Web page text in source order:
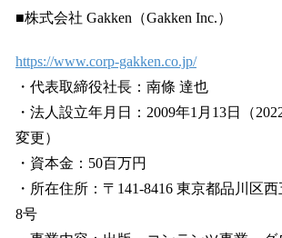
■株式会社 Gakken（Gakken Inc.）
https://www.corp-gakken.co.jp/
・代表取締役社長：南條 達也
・法人設立年月日：2009年1月13日（
変更）
・資本金：50百万円
・所在住所：〒141-8416 東京都品川区
8号